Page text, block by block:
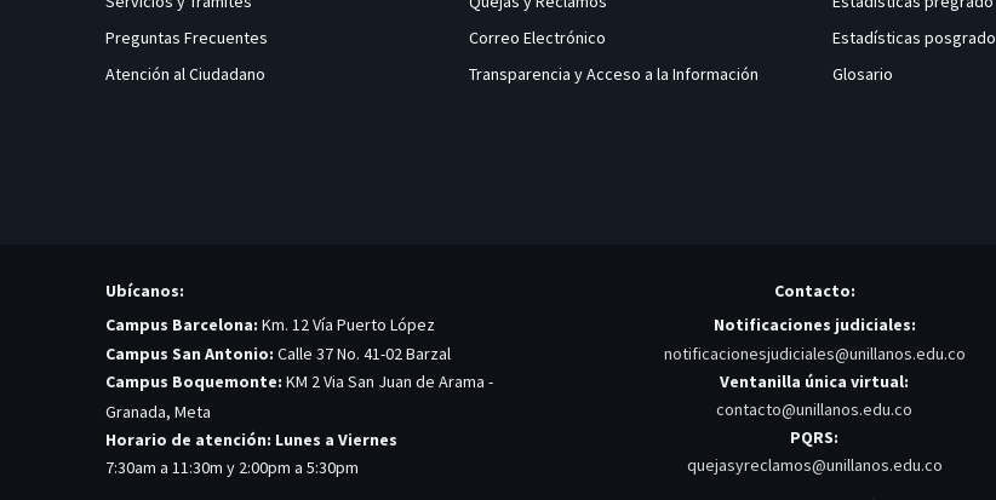
Preguntas Frecuentes
Atención al Ciudadano
Correo Electrónico
Transparencia y Acceso a la Información
Estadísticas posgrado
Glosario
Ubícanos:
Campus Barcelona: Km. 12 Vía Puerto López
Campus San Antonio: Calle 37 No. 41-02 Barzal
Campus Boquemonte: KM 2 Via San Juan de Arama -
Granada, Meta
Horario de atención: Lunes a Viernes
7:30am a 11:30m y 2:00pm a 5:30pm
Contacto:
Notificaciones judiciales:
notificacionesjudiciales@unillanos.edu.co
Ventanilla única virtual:
contacto@unillanos.edu.co
PQRS:
quejasyreclamos@unillanos.edu.co